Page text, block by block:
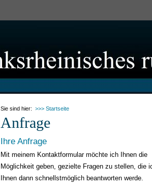
Sie sind hier: >>> Startseite
Anfrage
Ihre Anfrage
Mit meinem Kontaktformular möchte ich Ihnen die
Möglichkeit geben, gezielte Fragen zu stellen, die
Ihnen dann schnellstmöglich beantworten werde.